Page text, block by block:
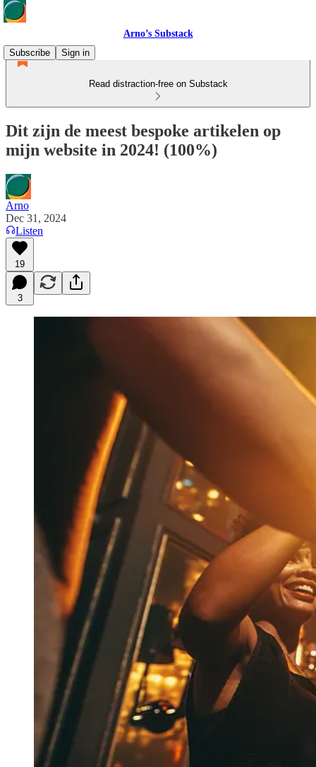
Arno’s Substack
Subscribe
Sign in
Read distraction-free on Substack
Dit zijn de meest bespoke artikelen op
mijn website in 2024! (100%)
Arno
Dec 31, 2024
Listen
19
3